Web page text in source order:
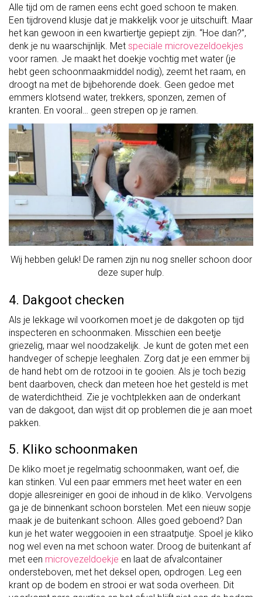
Alle tijd om de ramen eens echt goed schoon te maken.
Een tijdrovend klusje dat je makkelijk voor je uitschuift. Maar
het kan gewoon in een kwartiertje gepiept zijn. “Hoe dan?”,
denk je nu waarschijnlijk. Met speciale microvezeldoekjes
voor ramen. Je maakt het doekje vochtig met water (je
hebt geen schoonmaakmiddel nodig), zeemt het raam, en
droogt na met de bijbehorende doek. Geen gedoe met
emmers klotsend water, trekkers, sponzen, zemen of
kranten. En vooral… geen strepen op je ramen.
Wij hebben geluk! De ramen zijn nu nog sneller schoon door
deze super hulp.
4. Dakgoot checken
Als je lekkage wil voorkomen moet je de dakgoten op tijd
inspecteren en schoonmaken. Misschien een beetje
griezelig, maar wel noodzakelijk. Je kunt de goten met een
handveger of schepje leeghalen. Zorg dat je een emmer bij
de hand hebt om de rotzooi in te gooien. Als je toch bezig
bent daarboven, check dan meteen hoe het gesteld is met
de waterdichtheid. Zie je vochtplekken aan de onderkant
van de dakgoot, dan wijst dit op problemen die je aan moet
pakken.
5. Kliko schoonmaken
De kliko moet je regelmatig schoonmaken, want oef, die
kan stinken. Vul een paar emmers met heet water en een
dopje allesreiniger en gooi de inhoud in de kliko. Vervolgens
ga je de binnenkant schoon borstelen. Met een nieuw sopje
maak je de buitenkant schoon. Alles goed geboend? Dan
kun je het water weggooien in een straatputje. Spoel je kliko
nog wel even na met schoon water. Droog de buitenkant af
met een microvezeldoekje en laat de afvalcontainer
ondersteboven, met het deksel open, opdrogen. Leg een
krant op de bodem en strooi er wat soda overheen. Dit